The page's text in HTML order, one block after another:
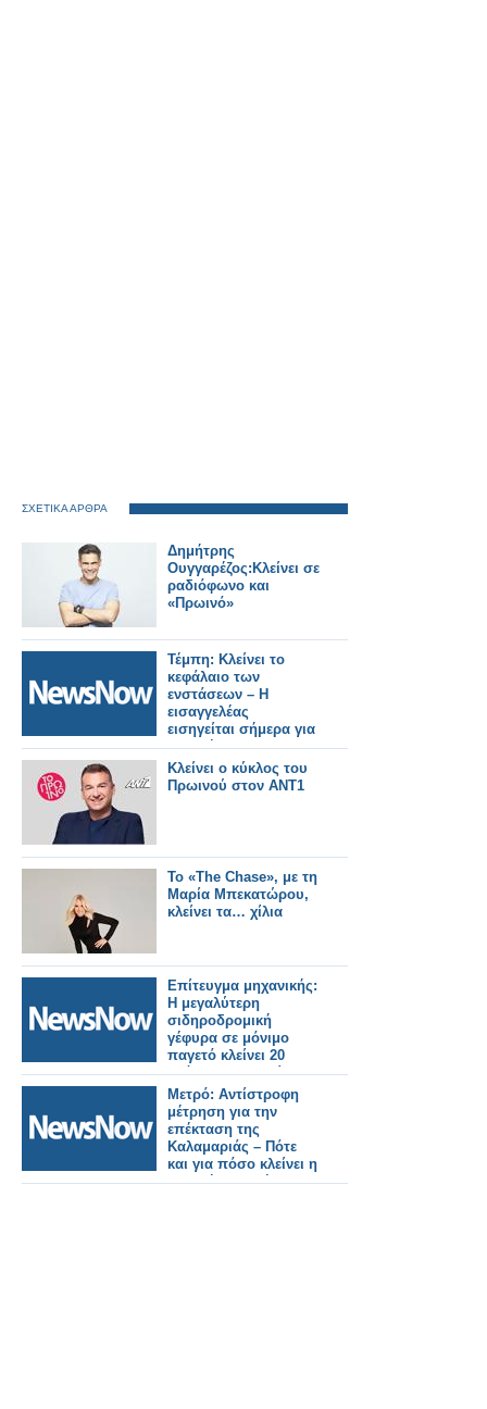
ΣΧΕΤΙΚΑ ΑΡΘΡΑ
Δημήτρης
Ουγγαρέζος:Κλείνει σε
ραδιόφωνο και
«Πρωινό»
Τέμπη: Κλείνει το
κεφάλαιο των
ενστάσεων – Η
εισαγγελέας
εισηγείται σήμερα για
τα αιτήματα
αναβολής.
Κλείνει ο κύκλος του
Πρωινού στον ΑΝΤ1
Το «The Chase», με τη
Μαρία Μπεκατώρου,
κλείνει τα… χίλια
Επίτευγμα μηχανικής:
Η μεγαλύτερη
σιδηροδρομική
γέφυρα σε μόνιμο
παγετό κλείνει 20
χρόνια αξιοπιστίας.
Μετρό: Αντίστροφη
μέτρηση για την
επέκταση της
Καλαμαριάς – Πότε
και για πόσο κλείνει η
βασική γραμμή.